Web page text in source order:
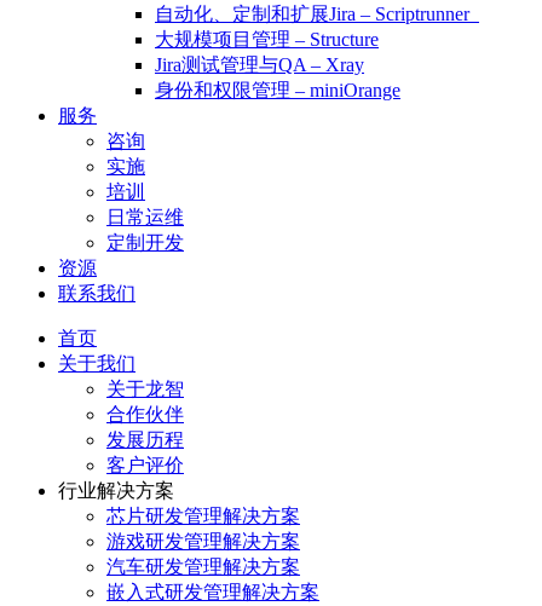
自动化、定制和扩展Jira – Scriptrunner
大规模项目管理 – Structure
Jira测试管理与QA – Xray
身份和权限管理 – miniOrange
服务
咨询
实施
培训
日常运维
定制开发
资源
联系我们
首页
关于我们
关于龙智
合作伙伴
发展历程
客户评价
行业解决方案
芯片研发管理解决方案
游戏研发管理解决方案
汽车研发管理解决方案
嵌入式研发管理解决方案